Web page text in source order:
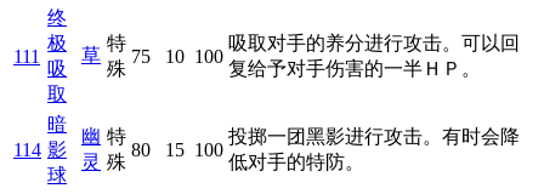
111
终
极
吸
取
草
特
殊
75 10 100
吸取对手的养分进行攻击。可以回
复给予对手伤害的一半ＨＰ。
114
暗
影
球
幽
灵
特
殊
80 15 100
投掷一团黑影进行攻击。有时会降
低对手的特防。